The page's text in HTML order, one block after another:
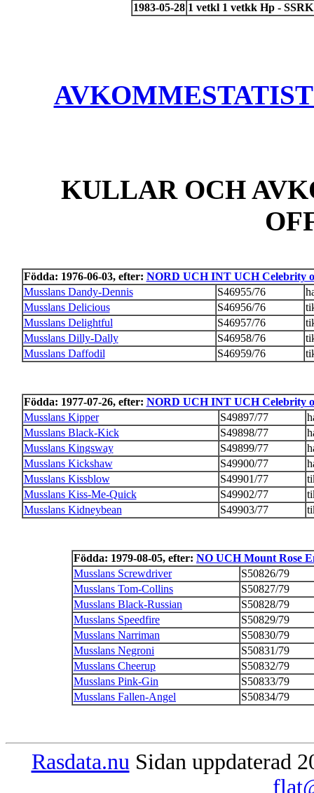
1983-05-28 1 vetkl 1 vetkk Hp -
KULLAR OCH
Födda: 1976-06-03, efter: NORD UCH INT UCH Celebrity
Musslans Dandy-Dennis
S46955/76
Musslans Delicious
S46956/76
Musslans Delightful
S46957/76
Musslans Dilly-Dally
S46958/76
Musslans Daffodil
S46959/76
Födda: 1977-07-26, efter: NORD UCH INT UCH Celebrity
Musslans Kipper
S49897/77
Musslans Black-Kick
S49898/77
Musslans Kingsway
S49899/77
Musslans Kickshaw
S49900/77
Musslans Kissblow
S49901/77
Musslans Kiss-Me-Quick
S49902/77
Musslans Kidneybean
S49903/77
Födda: 1979-08-05, efter: NO UCH Mount Rose
Musslans Screwdriver
S50826/79
Musslans Tom-Collins
S50827/79
Musslans Black-Russian
S50828/79
Musslans Speedfire
S50829/79
Musslans Narriman
S50830/79
Musslans Negroni
S50831/79
Musslans Cheerup
S50832/79
Musslans Pink-Gin
S50833/79
Musslans Fallen-Angel
S50834/79
Rasdata.nu Sidan uppdaterad